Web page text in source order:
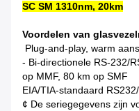
SC SM 1310nm, 20km
Voordelen van
Plug-and-play, warm
- Bi-directionele RS-232/
op MMF, 80 km op SMF
EIA/TIA-standaard
¢ De seriegegevens zijn